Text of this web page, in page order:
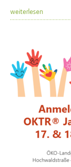
weiterlesen